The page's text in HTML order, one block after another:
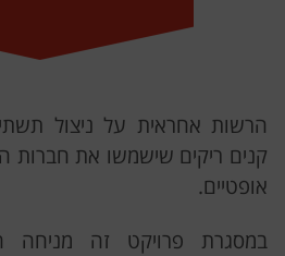
הרשות אחראית על ניצול
קנים ריקים שישמשו את חברות
אופטיים.
במסגרת פרויקט זה מניחה